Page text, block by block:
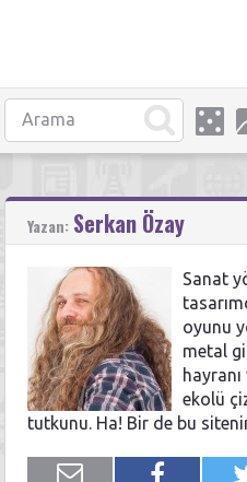
Yazan: Serkan Özay
Sanat
oyunu
metal
ekolü
tutkunu. Ha! Bir de bu